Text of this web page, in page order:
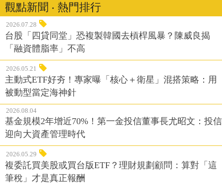
觀點新聞 ‧ 熱門排行
2026.07.28
台股「四貸同堂」恐複製韓國去槓桿風暴？陳威良揭
「融資體脂率」不高
2026.05.21
主動式ETF好夯！專家曝「核心＋衛星」混搭策略：用
被動型當定海神針
2026.08.04
基金規模2年增近70%！第一金投信董事長尤昭文：投信
迎向大資產管理時代
2026.05.29
複委託買美股或買台版ETF？理財規劃顧問：算對「這
筆稅」才是真正報酬